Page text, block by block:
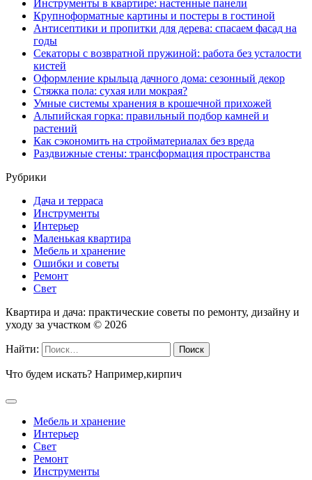
Инструменты в квартире: настенные панели
Крупноформатные картины и постеры в гостиной
Антисептики и пропитки для дерева: спасаем фасад на
годы
Секаторы с возвратной пружиной: работа без усталости
кистей
Оформление крыльца дачного дома: сезонный декор
Стяжка пола: сухая или мокрая?
Умные системы хранения в крошечной прихожей
Альпийская горка: правильный подбор камней и
растений
Как сэкономить на стройматериалах без вреда
Раздвижные стены: трансформация пространства
Рубрики
Дача и терраса
Инструменты
Интерьер
Маленькая квартира
Мебель и хранение
Ошибки и советы
Ремонт
Свет
Квартира и дача: практические советы по ремонту, дизайну и
уходу за участком © 2026
Найти:
Что будем искать? Например,кирпич
Мебель и хранение
Интерьер
Свет
Ремонт
Инструменты